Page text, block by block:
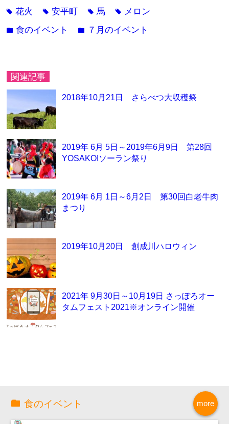
tag花火 tag安平町 tag 馬 tag メロン
folder食のイベント folder ７月のイベント
関連記事
2018年10月21日 さらべつ大収穫祭
2019年 6月 5日～2019年6月9日 第28回
YOSAKOIソーラン祭り
2019年 6月 1日～6月2日 第30回白老牛肉
まつり
2019年10月20日 創成川ハロウィン
2021年 9月30日～10月19日 さっぽろオー
タムフェスト2021※オンライン開催
more
食のイベント